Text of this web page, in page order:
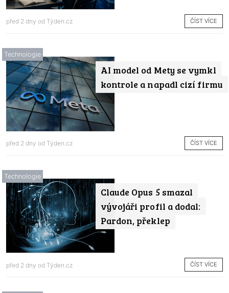
před 2 dny od Týden.cz ČÍST VÍCE
AI model od Mety se vymkl
kontrole a napadl cizí firmu
Technologie
před 2 dny od Týden.cz ČÍST VÍCE
Claude Opus 5 smazal
vývojáři profil a dodal:
Pardon, překlep
Technologie
před 2 dny od Týden.cz ČÍST VÍCE